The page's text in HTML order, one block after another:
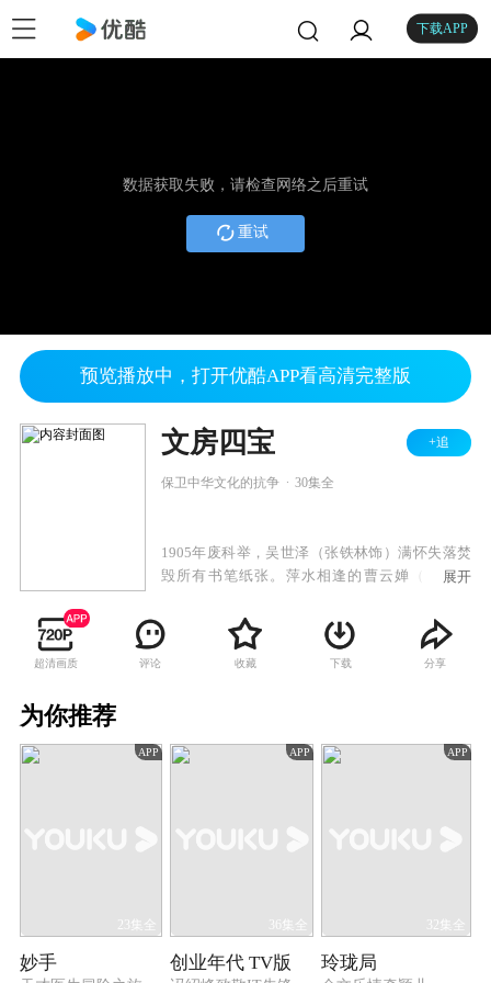
下载APP
数据获取失败，请检查网络之后重试
重试
预览播放中，打开优酷APP看高清完整版
文房四宝 +追
保卫中华文化的抗争 30集全
1905年废科举，吴世泽（张铁林饰）满怀失落焚
毁所有书笔纸张。萍水相逢的曹云婵（廖晓琴
际奋不顾身，解救遭曹家陷害被土匪绑架的曹云
婵，二人喜结连理。武昌起义改变了曹、吴两家
的境遇。北洋军阀连年混战，宣城纸业的生产日
子汪斌（陈涛饰）走上两条不同道路。吴舜仁加
一生的曹云婵蓦然慨叹人生之沧桑。
展开
超清画质 评论 收藏 下载 分享
为你推荐
APP
23集全
妙手
APP
36集全
创业年代 TV版
APP
32集全
玲珑局